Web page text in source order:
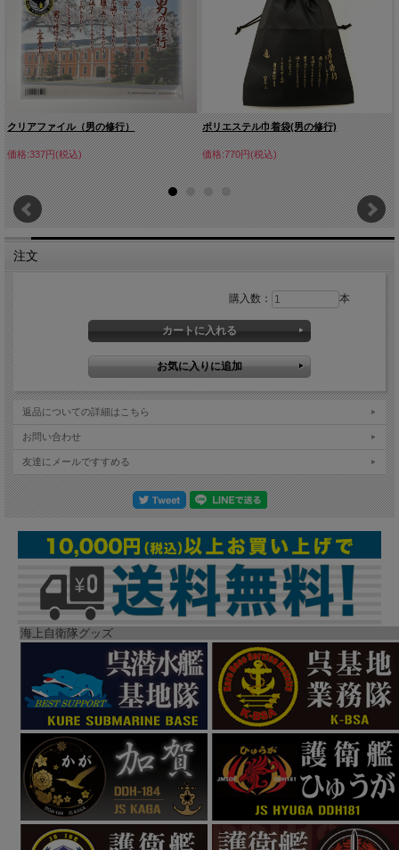
クリアファイル（男の修行）
価格:337円(税込)
ポリエステル巾着袋(男の修行)
価格:770円(税込)
注文
購入数： 本
返品についての詳細はこちら
お問い合わせ
友達にメールですすめる
海上自衛隊グッズ